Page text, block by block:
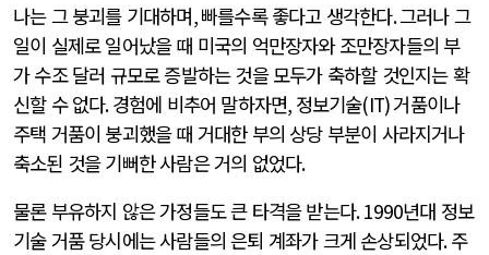
나는 그 붕괴를 기대하며,빠를수록 좋다고 생각한다.그러나 그
일이 실제로 일어났을 때 미국의 억만장자와 조만장자들의 부
가 수조 달러 규모로 증발하는 것을 모두가 축하할 것인지는 확
신할 수 없다.경험에 비추어 말하자면, 정보기술(IT)거품이나
주택 거품이 붕괴했을 때 거대한 부의 상당 부분이 사라지거나
축소된 것을 기뻐한 사람은 거의 없었다.
물론 부유하지 않은 가정들도 큰 타격을 받는다. 1990년대 정보
기술 거품 당시에는 사람들의 은퇴 계좌가 크게 손상되었다.주